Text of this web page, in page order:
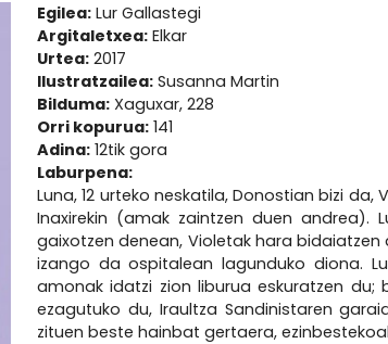
Egilea: Lur Gallastegi
Argitaletxea: Elkar
Urtea: 2017
Ilustratzailea: Susanna Martin
Bilduma: Xaguxar, 228
Orri kopurua: 141
Adina: 12tik gora
Laburpena:
Luna, 12 urteko neskatila, Donostian bizi
Inaxirekin (amak zaintzen duen andrea).
gaixotzen denean, Violetak hara bidaiatzen
izango da ospitalean lagunduko diona.
amonak idatzi zion liburua eskuratzen
ezagutuko du, Iraultza Sandinistaren
zituen beste hainbat gertaera,